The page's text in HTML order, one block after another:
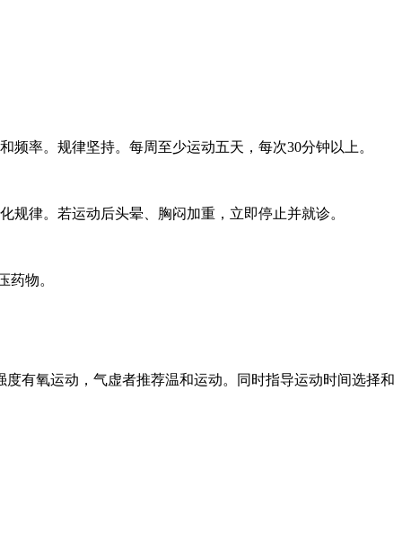
率。规律坚持。每周至少运动五天，每次30分钟以上。
律。若运动后头晕、胸闷加重，立即停止并就诊。
物。
有氧运动，气虚者推荐温和运动。同时指导运动时间选择和